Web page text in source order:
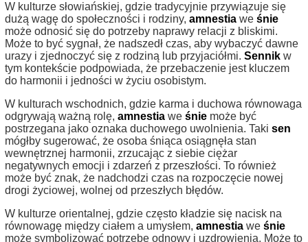
W kulturze słowiańskiej, gdzie tradycyjnie przywiązuje się
dużą wagę do społeczności i rodziny, amnestia we śnie
może odnosić się do potrzeby naprawy relacji z bliskimi.
Może to być sygnał, że nadszedł czas, aby wybaczyć dawne
urazy i zjednoczyć się z rodziną lub przyjaciółmi. Sennik w
tym kontekście podpowiada, że przebaczenie jest kluczem
do harmonii i jedności w życiu osobistym.
W kulturach wschodnich, gdzie karma i duchowa równowaga
odgrywają ważną rolę, amnestia we śnie może być
postrzegana jako oznaka duchowego uwolnienia. Taki sen
mógłby sugerować, że osoba śniąca osiągnęła stan
wewnętrznej harmonii, zrzucając z siebie ciężar
negatywnych emocji i zdarzeń z przeszłości. To również
może być znak, że nadchodzi czas na rozpoczęcie nowej
drogi życiowej, wolnej od przeszłych błędów.
W kulturze orientalnej, gdzie często kładzie się nacisk na
równowagę między ciałem a umysłem, amnestia we śnie
może symbolizować potrzebę odnowy i uzdrowienia. Może to